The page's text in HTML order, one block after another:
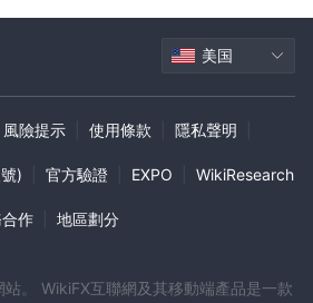
美国
風險提示 使用條款 隱私聲明
) 官方驗證 EXPO WikiResearch
作 地區劃分
。 WikiFX互聯網及其移動端產品是一款